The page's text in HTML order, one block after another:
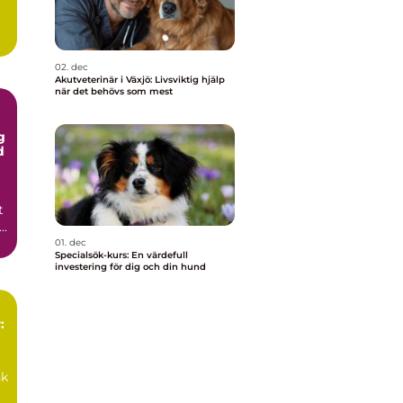
02. dec
Akutveterinär i Växjö: Livsviktig hjälp
när det behövs som mest
01. dec
Specialsök-kurs: En värdefull
investering för dig och din hund